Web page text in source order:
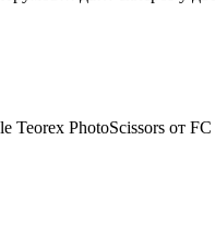
Teorex PhotoScissors от